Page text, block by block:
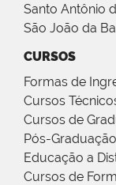
Santo Antônio
São João da
CURSOS
Formas de
Cursos
Cursos de
Pós-Graduação
Educação a
Cursos de